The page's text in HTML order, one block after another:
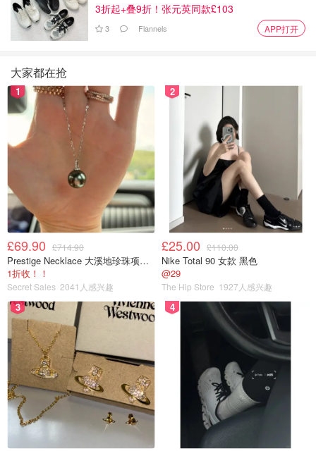
3折起+叠9折！张元英同款£103
3 Flannels APP打开
大家都在抢
1
£69.90 £714.90
Prestige Necklace 大溪地珍珠项链 10-11mm
1折收！！
Secret Sales 2041人感兴趣
2
£25.00 £110.00
Nike Total 90 女款 黑色
@29
The Hip Store 1927人感兴趣
3 4